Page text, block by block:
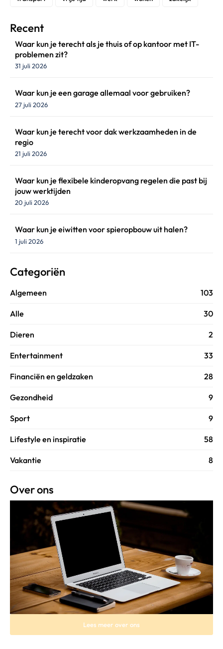
Recent
Waar kun je terecht als je thuis of op kantoor met IT-
problemen zit?
31 juli 2026
Waar kun je een garage allemaal voor gebruiken?
27 juli 2026
Waar kun je terecht voor dak werkzaamheden in de
regio
21 juli 2026
Waar kun je flexibele kinderopvang regelen die past bij
jouw werktijden
20 juli 2026
Waar kun je eiwitten voor spieropbouw uit halen?
1 juli 2026
Categoriën
Algemeen 103
Alle 30
Dieren 2
Entertainment 33
Financiën en geldzaken 28
Gezondheid 9
Sport 9
Lifestyle en inspiratie 58
Vakantie 8
Over ons
Lees meer over ons